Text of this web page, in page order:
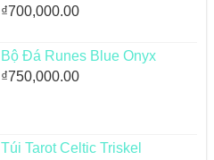
₫700,000.00
Bộ Đá Runes Blue Onyx
₫750,000.00
Túi Tarot Celtic Triskel